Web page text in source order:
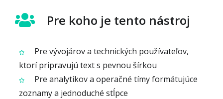
Pre koho je tento nástroj
Pre vývojárov a technických používateľov,
ktorí pripravujú text s pevnou šírkou
Pre analytikov a operačné tímy formátujúce
zoznamy a jednoduché stĺpce